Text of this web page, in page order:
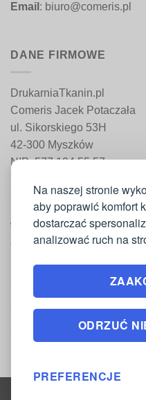
Na naszej stronie
aby poprawić komfort
dostarczać
analizować ruch na
ODRZUĆ
PREFERENCJE
Email : biuro@comeris.pl
DANE FIRMOWE
DrukarniaTkanin.pl
Comeris Jacek Potaczała
ul. Sikorskiego 53H
42-300 Myszków
NIP: 577 194 55 57
WAŻNE INFORMACJE
Moje konto
Regulamin
Polityka zwrotów